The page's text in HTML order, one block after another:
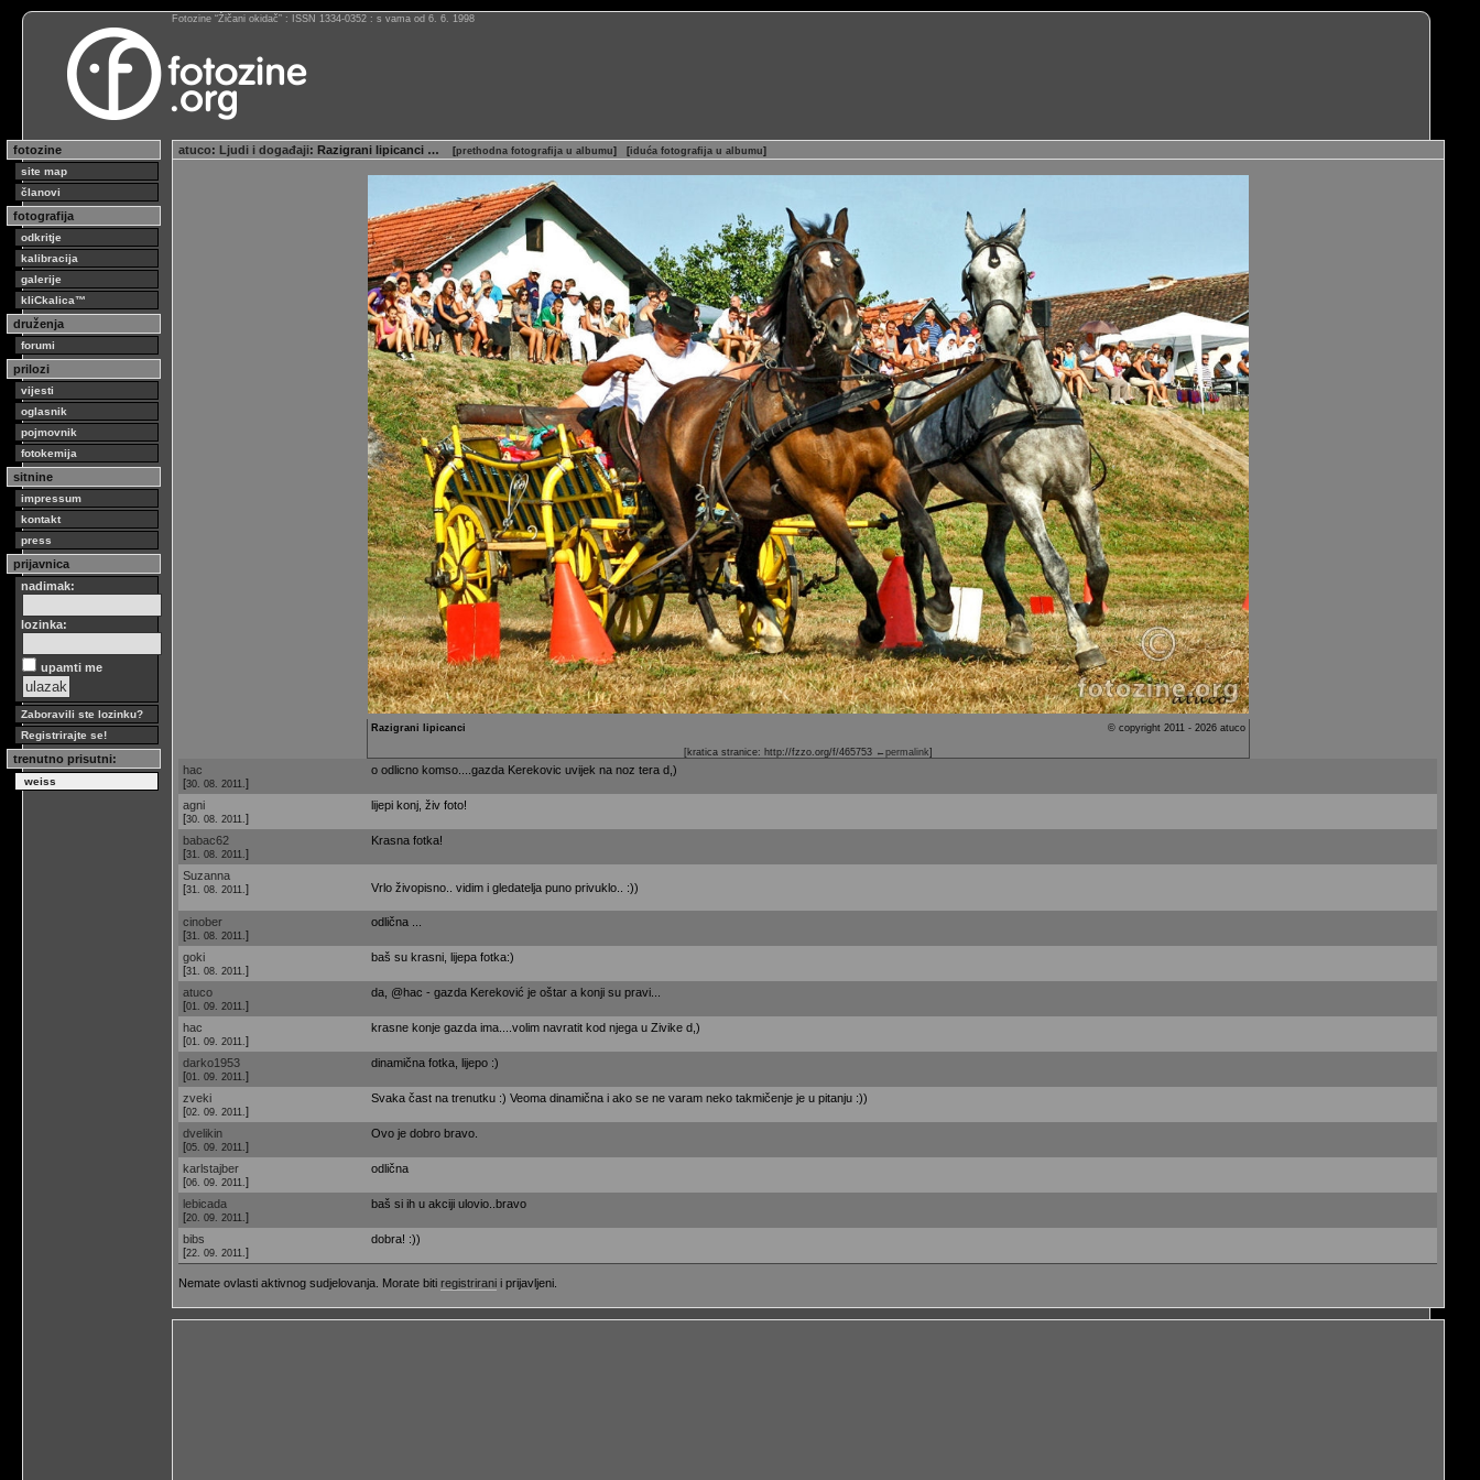
Fotozine “Žičani okidač” : ISSN 1334-0352 : s vama od 6. 6. 1998
fotozine
site map
članovi
fotografija
odkritje
kalibracija
galerije
kliCkalica™
druženja
forumi
prilozi
vijesti
oglasnik
pojmovnik
fotokemija
sitnine
impressum
kontakt
press
prijavnica
nadimak:
lozinka:
upamti me
Zaboravili ste lozinku?
Registrirajte se!
trenutno prisutni:
weiss
atuco: Ljudi i događaji: Razigrani lipicanci … [prethodna fotografija u albumu] [iduća fotografija u albumu]
© copyright 2011 - 2026 atuco
Razigrani lipicanci
[kratica stranice: http://fzzo.org/f/465753 ←permalink]
hac
[30. 08. 2011. ]
o odlicno komso....gazda Kerekovic uvijek na noz tera d,)
agni
[30. 08. 2011. ]
lijepi konj, živ foto!
babac62
[31. 08. 2011. ]
Krasna fotka!
Suzanna
[31. 08. 2011. ] Vrlo živopisno.. vidim i gledatelja puno privuklo.. :))
cinober
[31. 08. 2011. ]
odlična ...
goki
[31. 08. 2011. ]
baš su krasni, lijepa fotka:)
atuco
[01. 09. 2011. ]
da, @hac - gazda Kereković je oštar a konji su pravi...
hac
[01. 09. 2011. ]
krasne konje gazda ima....volim navratit kod njega u Zivike d,)
darko1953
[01. 09. 2011. ]
dinamična fotka, lijepo :)
zveki
[02. 09. 2011. ]
Svaka čast na trenutku :) Veoma dinamična i ako se ne varam neko takmičenje je u pitanju :))
dvelikin
[05. 09. 2011. ]
Ovo je dobro bravo.
karlstajber
[06. 09. 2011. ]
odlična
lebicada
[20. 09. 2011. ]
baš si ih u akciji ulovio..bravo
bibs
[22. 09. 2011. ]
dobra! :))
Nemate ovlasti aktivnog sudjelovanja. Morate biti registrirani i prijavljeni.